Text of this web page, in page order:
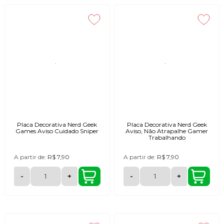
Placa Decorativa Nerd Geek
Games Aviso Cuidado Sniper
A partir de: R$ 7,90
- +
Placa Decorativa Nerd Geek
Aviso, Não Atrapalhe Gamer
Trabalhando
A partir de: R$ 7,90
- +